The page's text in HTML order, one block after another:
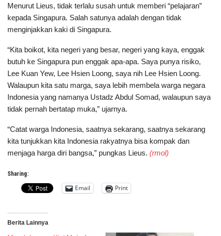
Menurut Lieus, tidak terlalu susah untuk memberi “pelajaran”
kepada Singapura. Salah satunya adalah dengan tidak
menginjakkan kaki di Singapura.
“Kita boikot, kita negeri yang besar, negeri yang kaya, enggak
butuh ke Singapura pun enggak apa-apa. Saya punya risiko,
Lee Kuan Yew, Lee Hsien Loong, saya nih Lee Hsien Loong.
Walaupun kita satu marga, saya lebih membela warga negara
Indonesia yang namanya Ustadz Abdul Somad, walaupun saya
tidak pernah bertatap muka,” ujarnya.
“Catat warga Indonesia, saatnya sekarang, saatnya sekarang
kita tunjukkan kita Indonesia rakyatnya bisa kompak dan
menjaga harga diri bangsa,” pungkas Lieus. (rmol)
Sharing:
Email Print
Berita Lainnya